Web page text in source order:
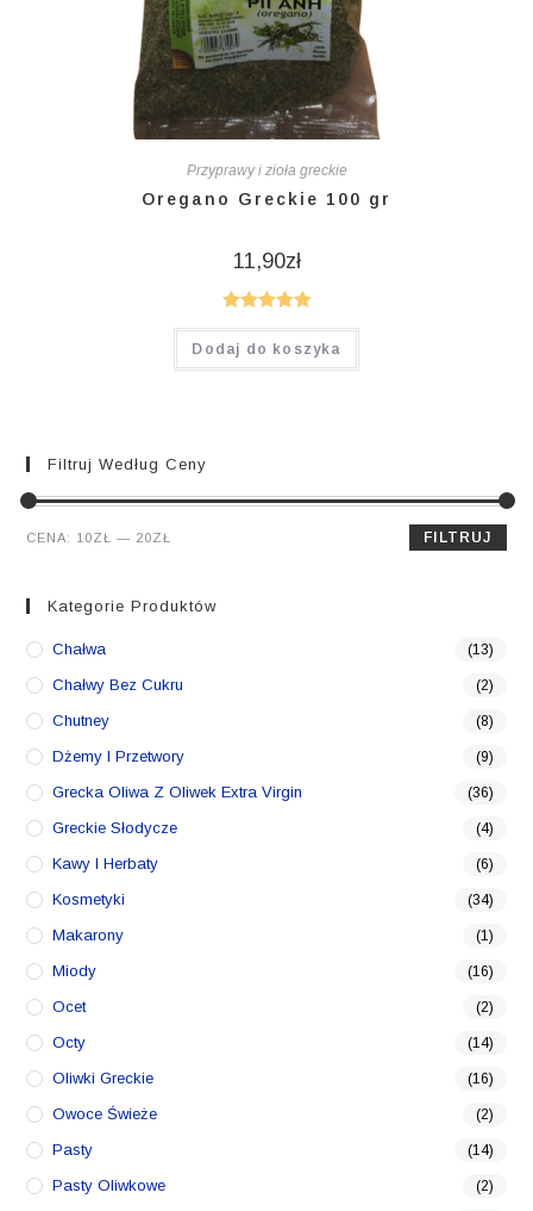
Przyprawy i zioła greckie
Oregano Greckie 100 gr
11,90zł
Oceniono
5.00na 5
Dodaj do koszyka
Filtruj Według Ceny
Cena
Cena
FILTRUJ
CENA: 10ZŁ — 20ZŁ
Kategorie Produktów
Chałwa (13)
Chałwy Bez Cukru (2)
Chutney (8)
Dżemy I Przetwory (9)
Grecka Oliwa Z Oliwek Extra Virgin (36)
Greckie Słodycze (4)
Kawy I Herbaty (6)
Kosmetyki (34)
Makarony (1)
Miody (16)
Ocet (2)
Octy (14)
Oliwki Greckie (16)
Owoce Świeże (2)
Pasty (14)
Pasty Oliwkowe (2)